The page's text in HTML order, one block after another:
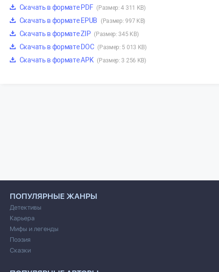
Скачать в формате PDF (Размер: 4 311 KB)
Скачать в формате EPUB (Размер: 997 KB)
Скачать в формате ZIP (Размер: 345 KB)
Скачать в формате DOC (Размер: 5 013 KB)
Скачать в формате APK (Размер: 3 256 KB)
ПОПУЛЯРНЫЕ ЖАНРЫ
Детективы
Карьера
Мифы и легенды
Поэзия
Сказки